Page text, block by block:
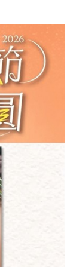
醇，滴滴原味
： 素麵、蕎
關東煮(黑輪)